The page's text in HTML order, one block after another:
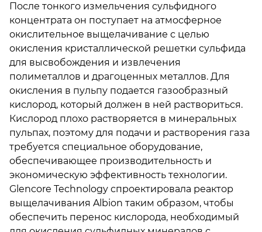
После тонкого измельчения сульфидного
концентрата он поступает на атмосферное
окислительное выщелачивание с целью
окисления кристаллической решетки сульфида
для высвобождения и извлечения
полиметаллов и драгоценных металлов. Для
окисления в пульпу подается газообразный
кислород, который должен в ней раствориться.
Кислород плохо растворяется в минеральных
пульпах, поэтому для подачи и растворения газа
требуется специальное оборудование,
обеспечивающее производительность и
экономическую эффективность технологии.
Glencore Technology спроектировала реактор
выщелачивания Albion таким образом, чтобы
обеспечить перенос кислорода, необходимый